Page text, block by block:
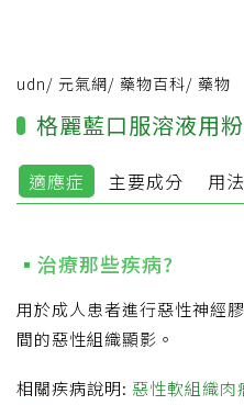
udn/ 元氣網/ 藥物百科/ 藥物
格麗藍口服溶液用
適應症 主要成分 用
治療那些疾病?
用於成人患者進行惡性神經
間的惡性組織顯影。
相關疾病說明: 惡性軟組織肉